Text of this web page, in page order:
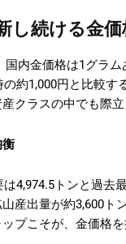
し続ける金価
国内金価格は1グラ
約1,000円と比較
クラスの中でも際
衡
4,974.5トンと過去
産出量が約3,600ト
プこそが、金価格